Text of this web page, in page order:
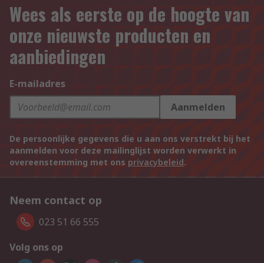
Wees als eerste op de hoogte van
onze nieuwste producten en
aanbiedingen
E-mailadres
Aanmelden
De persoonlijke gegevens die u aan ons verstrekt bij het
aanmelden voor deze mailinglijst worden verwerkt in
overeenstemming met ons privacybeleid.
Neem contact op
023 51 66 555
Volg ons op